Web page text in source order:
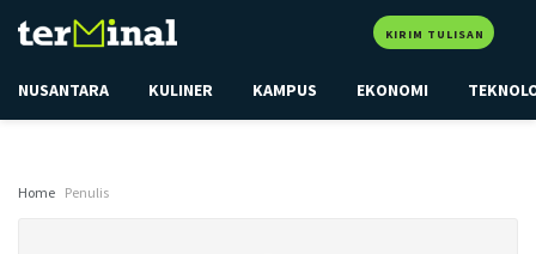
KIRIM TULISAN
NUSANTARA KULINER KAMPUS EKONOMI
Home Penulis